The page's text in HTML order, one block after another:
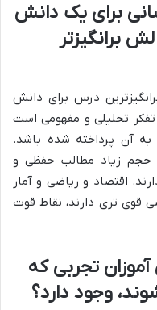
برای یک دانش
برانگیزتر
درس برای دانش
تفکر تحلیلی و مفهومی است
آن پرداخته شده باشد.
حجم زیاد مطالب حفظی و
اقتصاد و ریاضی و آمار
قوی تری دارند، نقاط قوت
تجربی که
وجود دارد؟